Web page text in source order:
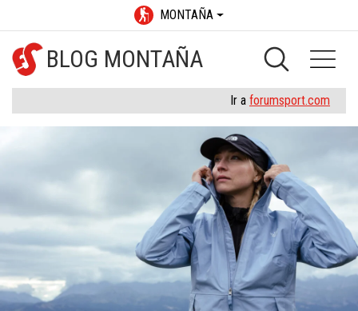
MONTAÑA
BLOG MONTAÑA
Ir a forumsport.com